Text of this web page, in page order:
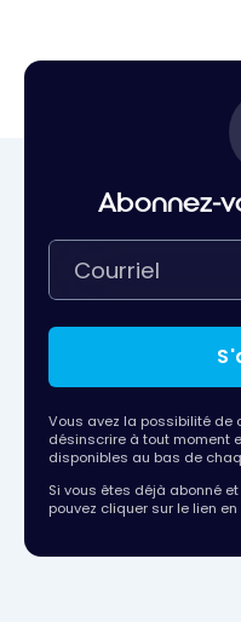
Abonnez-
Vous avez la possibilité de
désinscrire à tout moment
disponibles au bas de
Si vous êtes déjà abonné
pouvez cliquer sur le lien